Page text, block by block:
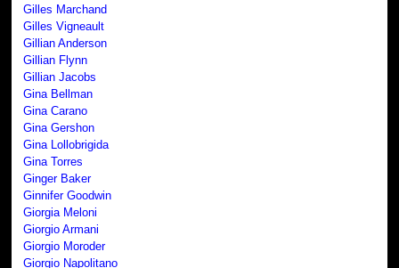
Gilles Marchand
Gilles Vigneault
Gillian Anderson
Gillian Flynn
Gillian Jacobs
Gina Bellman
Gina Carano
Gina Gershon
Gina Lollobrigida
Gina Torres
Ginger Baker
Ginnifer Goodwin
Giorgia Meloni
Giorgio Armani
Giorgio Moroder
Giorgio Napolitano